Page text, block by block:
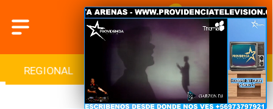
INTERNACIONAL DEPORTES CULTURA